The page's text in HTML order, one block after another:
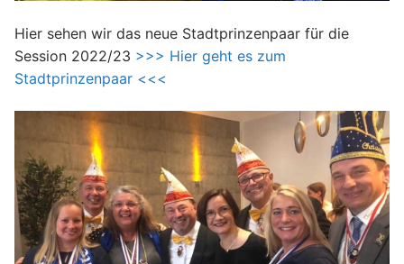
Hier sehen wir das neue Stadtprinzenpaar für die
Session 2022/23 >>> Hier geht es zum
Stadtprinzenpaar <<<